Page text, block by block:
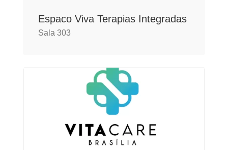
Espaco Viva Terapias Integradas
Sala 303